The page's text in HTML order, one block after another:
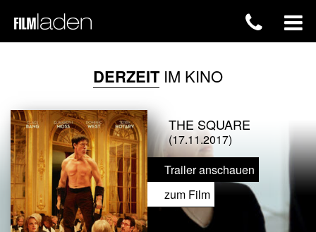
DERZEITIM KINO
THE SQUARE
(17.11.2017)
Trailer anschauen
zum Film